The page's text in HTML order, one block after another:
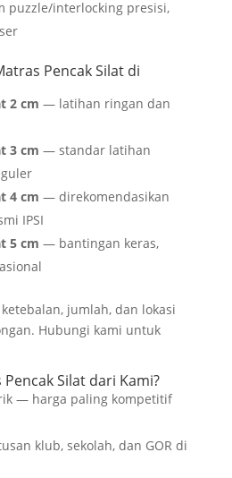
puzzle/interlocking presisi,
Pencak Silat di
2 cm — latihan ringan dan
3 cm — standar latihan
4 cm — direkomendasikan
IPSI
5 cm — bantingan keras,
jumlah, dan lokasi
Hubungi kami untuk
Silat dari Kami?
— harga paling kompetitif
klub, sekolah, dan GOR di